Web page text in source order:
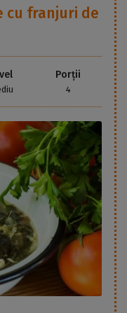
cu franjuri de
Porții
4